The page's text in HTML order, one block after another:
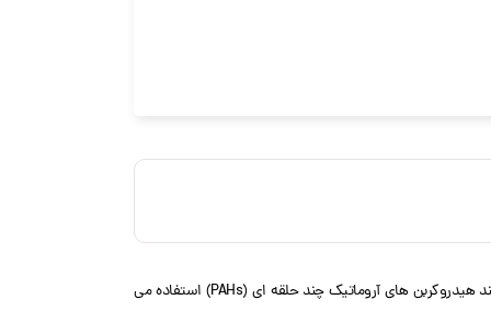
کربن اکتیو پودری نوریت SA 4 PAH-HF نوعی ماده خام شیمیایی از نوع پودری است که برای کاربردهای مختلف از جمله در تصفیه آب و فاضلاب برای حذف آلاینده های آلی مانند هیدروکربن های آروماتیک چند حلقه ای (PAHs) استفاده می